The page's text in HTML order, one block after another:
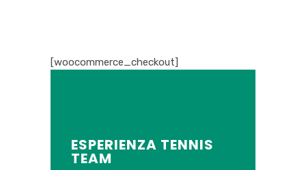
[woocommerce_checkout]
ESPERIENZA TENNIS
TEAM